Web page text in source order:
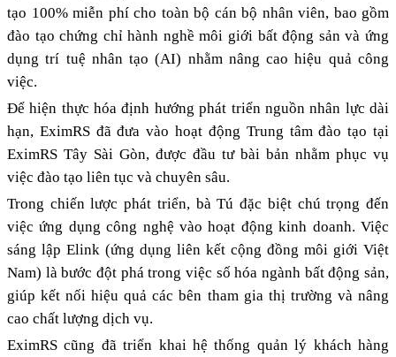
tạo 100% miễn phí cho toàn bộ cán bộ nhân viên, bao gồm
đào tạo chứng chỉ hành nghề môi giới bất động sản và ứng
dụng trí tuệ nhân tạo (AI) nhằm nâng cao hiệu quả công
việc.
Để hiện thực hóa định hướng phát triển nguồn nhân lực dài
hạn, EximRS đã đưa vào hoạt động Trung tâm đào tạo tại
EximRS Tây Sài Gòn, được đầu tư bài bản nhằm phục vụ
việc đào tạo liên tục và chuyên sâu.
Trong chiến lược phát triển, bà Tú đặc biệt chú trọng đến
việc ứng dụng công nghệ vào hoạt động kinh doanh. Việc
sáng lập Elink (ứng dụng liên kết cộng đồng môi giới Việt
Nam) là bước đột phá trong việc số hóa ngành bất động sản,
giúp kết nối hiệu quả các bên tham gia thị trường và nâng
cao chất lượng dịch vụ.
EximRS cũng đã triển khai hệ thống quản lý khách hàng